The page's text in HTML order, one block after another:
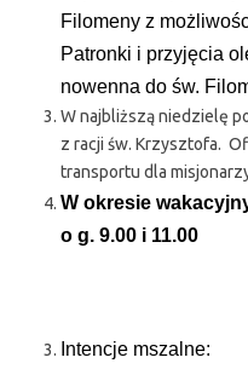
Filomeny z
Patronki i przyjęcia
nowenna do św.
W najbliższą niedzielę
z racji św. Krzysztofa.
transportu dla
W okresie
o g. 9.00 i 11.00
Intencje mszalne: